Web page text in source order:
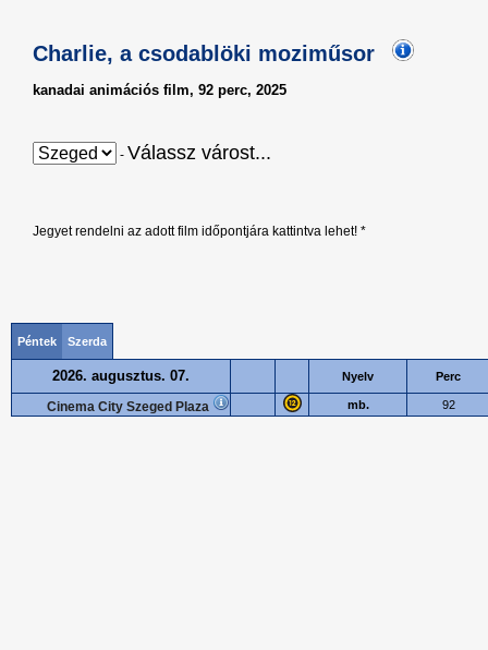
Charlie, a csodablöki moziműsor
kanadai animációs film, 92 perc, 2025
- Válassz várost...
Jegyet rendelni az adott film időpontjára kattintva lehet! *
Péntek Szerda
2026. augusztus. 07. Nyelv Perc
Cinema City Szeged Plaza mb. 92